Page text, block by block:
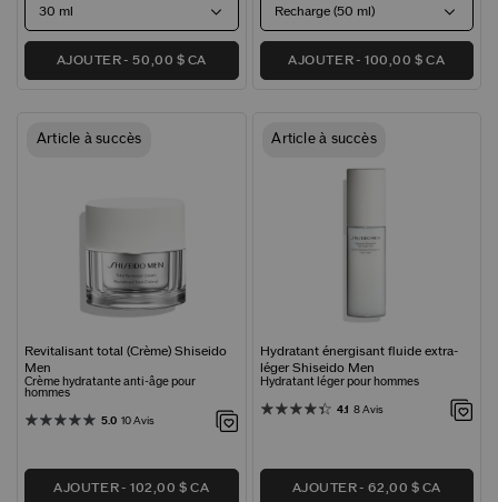
AJOUTER 50,00 $ CA AJOUTER 100,00 $ CA
Article à succès
Revitalisant total (Crème) Shiseido
Men
Crème hydratante anti-âge pour
hommes
5.0 10 Avis
AJOUTER 102,00 $ CA
Article à succès
Hydratant énergisant fluide extra-
léger Shiseido Men
Hydratant léger pour hommes
4.1 8 Avis
AJOUTER 62,00 $ CA